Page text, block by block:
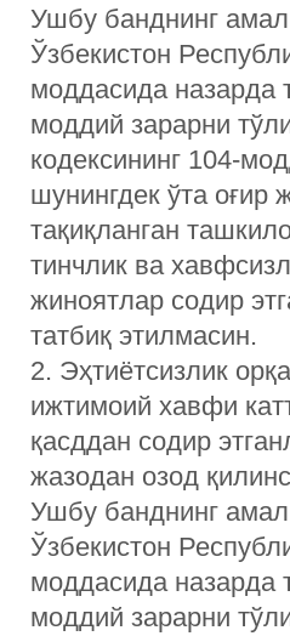
Ушбу банднинг
Ўзбекистон
моддасида назарда
моддий зарарни
кодексининг ­104-
шунингдек ўта оғир
тақиқланган
тинчлик ва
жиноятлар содир
татбиқ этилмасин.
2. Эҳтиётсизлик
ижтимоий хавфи
қасддан содир
жазодан озод
Ушбу банднинг
Ўзбекистон
моддасида назарда
моддий зарарни